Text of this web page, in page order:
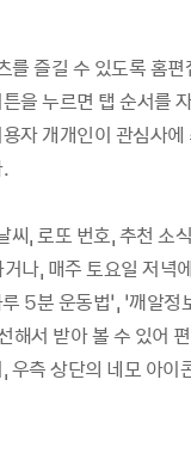
즐길 수 있도록 홈
을 누르면 탭 순서를
자 개개인이 관심사
, 로또 번호, 추천 소
나, 매주 토요일 저녁
5분 운동법’, ‘깨알
해서 받아 볼 수 있어
우측 상단의 네모 아